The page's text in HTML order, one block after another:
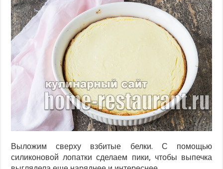
Выложим сверху взбитые белки. С помощью
силиконовой лопатки сделаем пики, чтобы выпечка